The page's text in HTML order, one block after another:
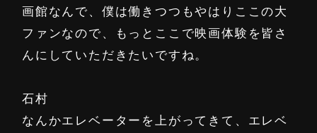
画館なんで、僕は働きつつもやはりここの大
ファンなので、もっとここで映画体験を皆さ
んにしていただきたいですね。
石村
なんかエレベーターを上がってきて、エレベ